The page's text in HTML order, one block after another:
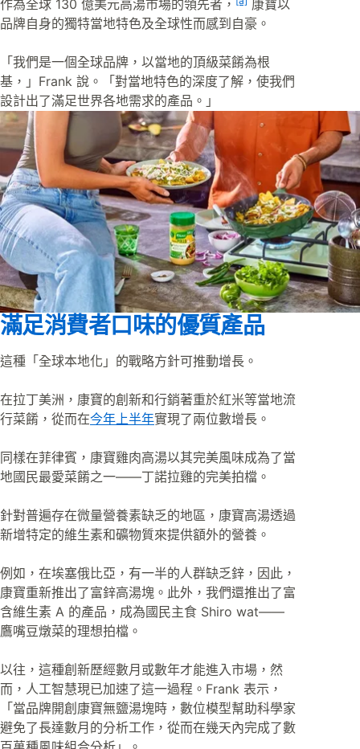
作為全球 130 億美元高湯市場的領先者，
康寶以
品牌自身的獨特當地特色及全球性而感到自豪。
「我們是一個全球品牌，以當地的頂級菜餚為根
基，」Frank 說。「對當地特色的深度了解，使我們
設計出了滿足世界各地需求的產品。」
滿足消費者口味的優質產品
這種「全球本地化」的戰略方針可推動增長。
在拉丁美洲，康寶的創新和行銷著重於紅米等當地流
行菜餚，從而在今年上半年實現了兩位數增長。
同樣在菲律賓，康寶雞肉高湯以其完美風味成為了當
地國民最愛菜餚之一——丁諾拉雞的完美拍檔。
針對普遍存在微量營養素缺乏的地區，康寶高湯透過
新增特定的維生素和礦物質來提供額外的營養。
例如，在埃塞俄比亞，有一半的人群缺乏鋅，因此，
康寶重新推出了富鋅高湯塊。此外，我們還推出了富
含維生素 A 的產品，成為國民主食 Shiro wat——
鷹嘴豆燉菜的理想拍檔。
以往，這種創新歷經數月或數年才能進入市場，然
而，人工智慧現已加速了這一過程。Frank 表示，
「當品牌開創康寶無鹽湯塊時，數位模型幫助科學家
避免了長達數月的分析工作，從而在幾天內完成了數